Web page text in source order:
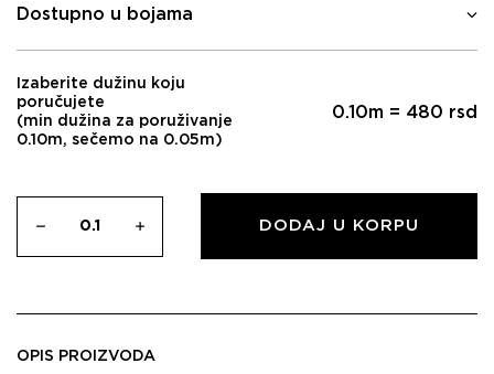
Dostupno u bojama
Izaberite dužinu koju
poručujete
(min dužina za poruživanje
0.10m, sečemo na 0.05m)
0.10m = 480 rsd
DODAJ U KORPU
OPIS PROIZVODA